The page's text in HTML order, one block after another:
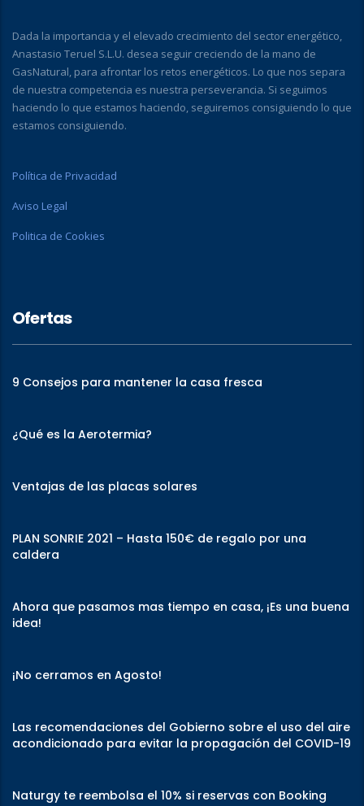
Dada la importancia y el elevado crecimiento del sector energético,
Anastasio Teruel S.L.U. desea seguir creciendo de la mano de
GasNatural, para afrontar los retos energéticos. Lo que nos separa
de nuestra competencia es nuestra perseverancia. Si seguimos
haciendo lo que estamos haciendo, seguiremos consiguiendo lo que
estamos consiguiendo.
Política de Privacidad
Aviso Legal
Politica de Cookies
Ofertas
9 Consejos para mantener la casa fresca
¿Qué es la Aerotermia?
Ventajas de las placas solares
PLAN SONRIE 2021 – Hasta 150€ de regalo por una
caldera
Ahora que pasamos mas tiempo en casa, ¡Es una buena
idea!
¡No cerramos en Agosto!
Las recomendaciones del Gobierno sobre el uso del aire
acondicionado para evitar la propagación del COVID-19
Naturgy te reembolsa el 10% si reservas con Booking